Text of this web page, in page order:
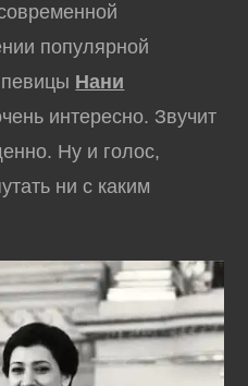
популярной
певицы Нани
интересно. Звучит
Ну и голос,
ни с каким